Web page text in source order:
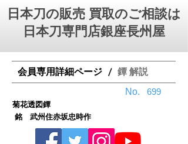
日本刀の販売 買取のご相談は
日本刀専門店銀座⻑州屋
会員専用詳細ページ / 鐔 解説
No.
銘 武州住赤坂忠時作
菊花透図鐔
699